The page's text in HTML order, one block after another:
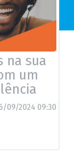
na sua
um
09/2024 09:30